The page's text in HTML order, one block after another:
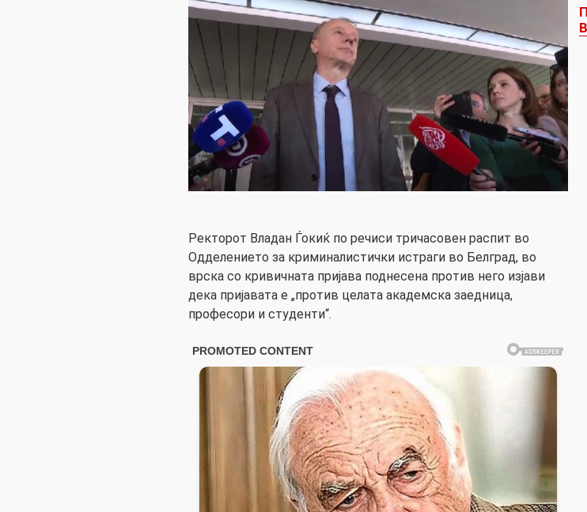
Ректорот Владан Ѓокиќ по речиси тричасовен распит во
Одделението за криминалистички истраги во Белград, во
врска со кривичната пријава поднесена против него изјави
дека пријавата е „против целата академска заедница,
професори и студенти“.